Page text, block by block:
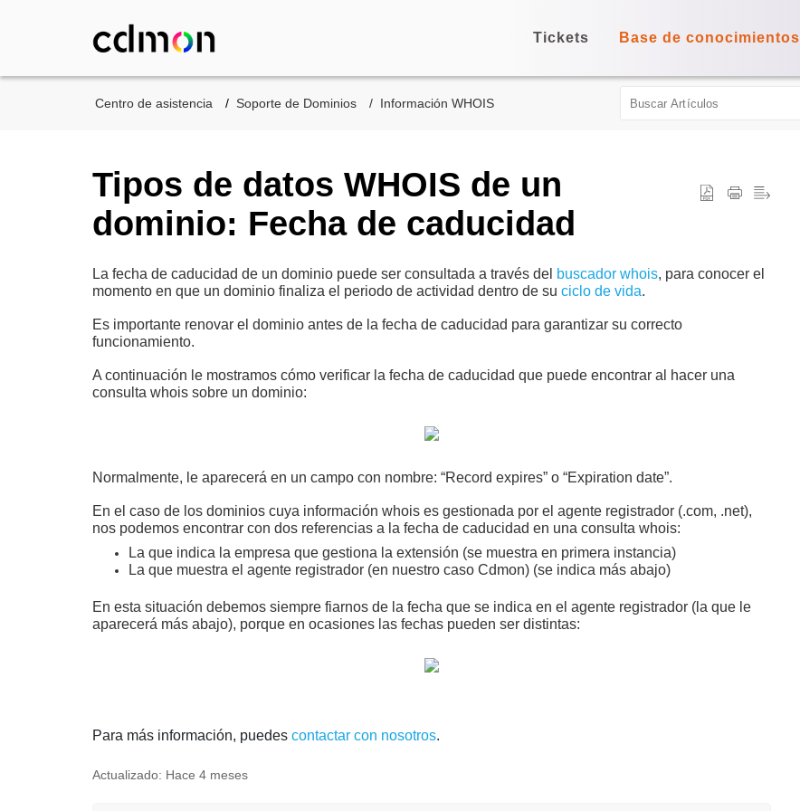
Tickets Base de conocimientos
Centro de asistencia Soporte de Dominios Información WHOIS
Tipos de datos WHOIS de un
dominio: Fecha de caducidad
La fecha de caducidad de un dominio puede ser consultada a través del buscador whois, para conocer el
momento en que un dominio finaliza el periodo de actividad dentro de su ciclo de vida.
Es importante renovar el dominio antes de la fecha de caducidad para garantizar su correcto
funcionamiento.
A continuación le mostramos cómo verificar la fecha de caducidad que puede encontrar al hacer una
consulta whois sobre un dominio:
Normalmente, le aparecerá en un campo con nombre: “Record expires” o “Expiration date”.
En el caso de los dominios cuya información whois es gestionada por el agente registrador (.com, .net),
nos podemos encontrar con dos referencias a la fecha de caducidad en una consulta whois:
La que indica la empresa que gestiona la extensión (se muestra en primera instancia)
La que muestra el agente registrador (en nuestro caso Cdmon) (se indica más abajo)
En esta situación debemos siempre fiarnos de la fecha que se indica en el agente registrador (la que le
aparecerá más abajo), porque en ocasiones las fechas pueden ser distintas:
Para más información, puedes contactar con nosotros.
Actualizado: Hace 4 meses